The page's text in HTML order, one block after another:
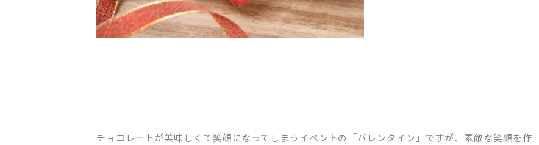
チョコレートが美味しくて笑顔になってしまうイベントの「バレンタイン」ですが、素敵な笑顔を作